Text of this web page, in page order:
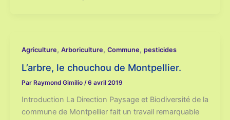
Agriculture, Arboriculture, Commune, pesticides
L’arbre, le chouchou de Montpellier.
Par Raymond Gimilio /6 avril 2019
Introduction La Direction Paysage et Biodiversité de la
commune de Montpellier fait un travail remarquable